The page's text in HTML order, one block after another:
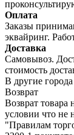
Оплата
Заказы
эквайринг.
Доставка
Самовывоз.
стоимость
В другие
Возврат
Возврат товара
условии что не
"Правилам